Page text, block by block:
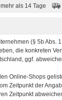
mehr als 14 Tage